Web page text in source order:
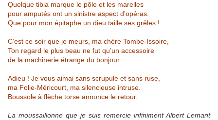
Quelque tibia marque le pôle et les marelles
pour amputés ont un sinistre aspect d’opéras.
Que pour mon épitaphe un dieu taille ses grêles !
C’est ce soir que je meurs, ma chère Tombe-Issoire,
Ton regard le plus beau ne fut qu’un accessoire
de la machinerie étrange du bonjour.
Adieu ! Je vous aimai sans scrupule et sans ruse,
ma Folie-Méricourt, ma silencieuse intruse.
Boussole à flèche torse annonce le retour.
La moussaillonne que je suis remercie infiniment Albert Lemant